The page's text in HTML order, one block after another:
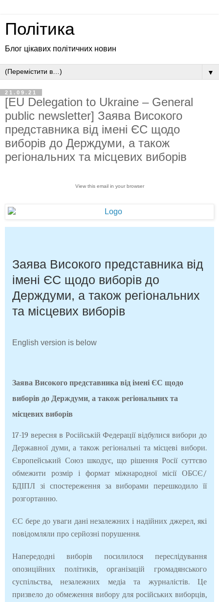
Політика
Блог цікавих політичних новин
▼
21.09.21
[EU Delegation to Ukraine – General
public newsletter] Заява Високого
представника від імені ЄС щодо
виборів до Держдуми, а також
регіональних та місцевих виборів
View this email in your browser
Заява Високого представника від
імені ЄС щодо виборів до
Держдуми, а також регіональних
та місцевих виборів
English version is below
Заява Високого представника від імені ЄС щодо
виборів до Держдуми, а також регіональних та
місцевих виборів
17-19 вересня в Російській Федерації відбулися вибори до
Державної думи, а також регіональні та місцеві вибори.
Європейський Союз шкодує, що рішення Росії суттєво
обмежити розмір і формат міжнародної місії ОБСЄ/
БДІПЛ зі спостереження за виборами перешкодило її
розгортанню.
ЄС бере до уваги дані незалежних і надійних джерел, які
повідомляли про серйозні порушення.
Напередодні виборів посилилося переслідування
опозиційних політиків, організацій громадянського
суспільства, незалежних медіа та журналістів. Це
призвело до обмеження вибору для російських виборців,